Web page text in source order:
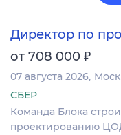
Директор по
от 708 000 ₽
07 августа 2026
СБЕР
Команда Блока
проектированию